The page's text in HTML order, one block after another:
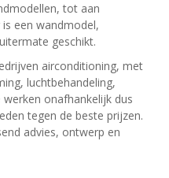
tot aan
een wandmodel,
geschikt.
airconditioning, met
luchtbehandeling,
onafhankelijk dus
tegen de beste prijzen.
advies, ontwerp en